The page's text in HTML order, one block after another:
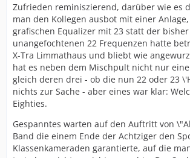
Zufrieden reminiszierend, darüber wie es
man den Kollegen ausbot mit einer
grafischen Equalizer mit 23 statt der bisher
unangefochtenen 22 Frequenzen hatte
X-Tra Limmathaus und bliebt wie
hat es neben dem Mischpult nicht nur
gleich deren drei - ob die nun 22 oder 23
nichts zur Sache - aber eines war klar:
Eighties.
Gespanntes warten auf den Auftritt von
Band die einem Ende der Achtziger den
Klassenkameraden garantierte, auf die